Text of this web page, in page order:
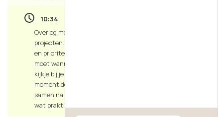
10:34
Overleg met operations en supply chain over aankomende
projecten. Je bespreekt voortgang, mogelijke knelpunten
en prioriteiten van de dag. Je zorgt voor duidelijkheid: wat
moet wanneer klaar en wat heeft prioriteit. Je neemt een
kijkje bij je collega’s in het magazijn en geeft aan wat op dit
moment de grootste prioriteit heeft. Ook denken jullie
samen na over een probleem in het proces en proberen al
wat praktische oplossingen te verzinnen.